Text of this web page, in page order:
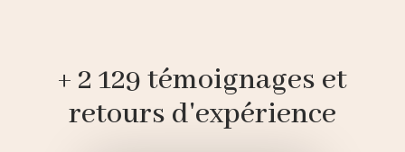
+ 2 129 témoignages et
retours d'expérience